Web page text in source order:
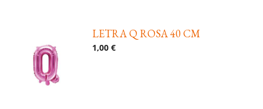
LETRA Q ROSA 40 CM
1,00 €